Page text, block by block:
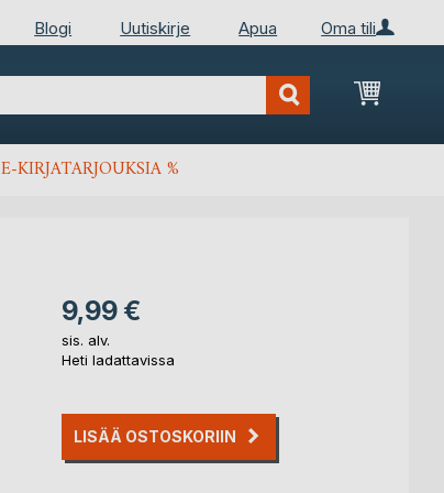
Oma tili
Blogi Uutiskirje Apua
E-KIRJATARJOUKSIA %
9,99 €
sis. alv.
Heti ladattavissa
LISÄÄ OSTOSKORIIN